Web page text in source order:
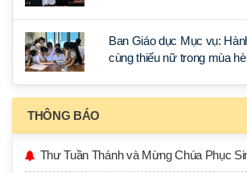
Ban Giáo dục Mục vụ:
cùng thiếu nữ trong mùa
THÔNG BÁO
Thư Tuần Thánh và Mừng Chúa Phục